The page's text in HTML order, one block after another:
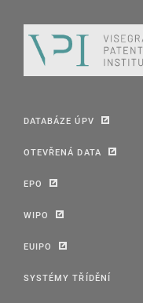
DATABÁZE ÚPV
OTEVŘENÁ DATA
EPO
WIPO
EUIPO
SYSTÉMY TŘÍDĚNÍ